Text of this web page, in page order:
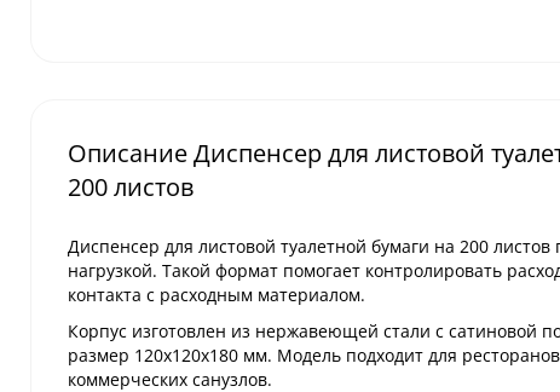
Описание Диспенсер для листовой
200 листов
Диспенсер для листовой туалетной бумаги на 200
нагрузкой. Такой формат помогает контролировать
контакта с расходным материалом.
Корпус изготовлен из нержавеющей стали с сатиновой
размер 120х120х180 мм. Модель подходит для
коммерческих санузлов.